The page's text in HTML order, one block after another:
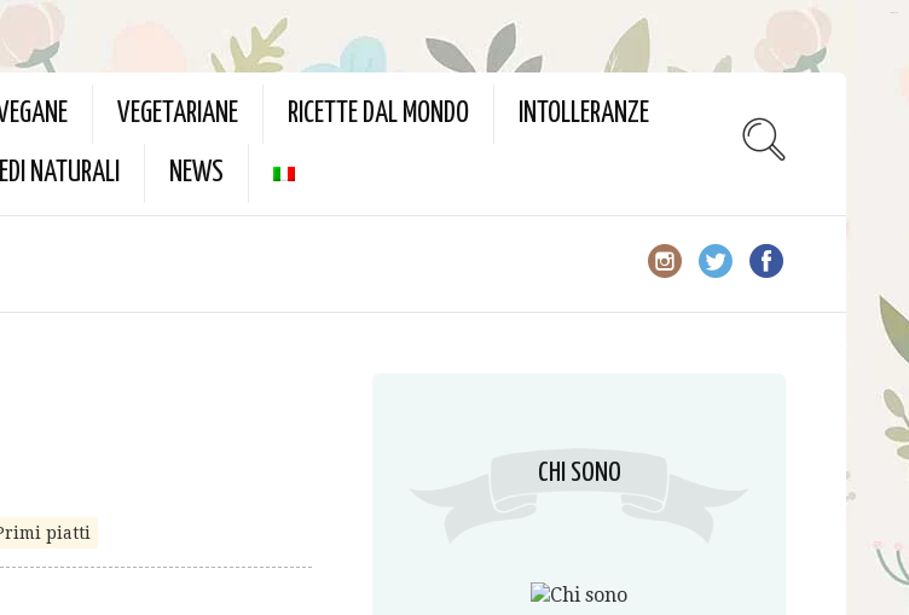
VEGETARIANE RICETTE DAL MONDO INTOLLERANZE
NATURALI NEWS
piatti
CHI SONO